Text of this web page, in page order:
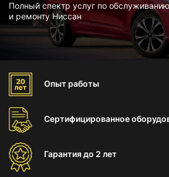
Полный спектр услуг по
и ремонту Ниссан
Опыт работы
Сертифицированное
Гарантиядо 2 лет